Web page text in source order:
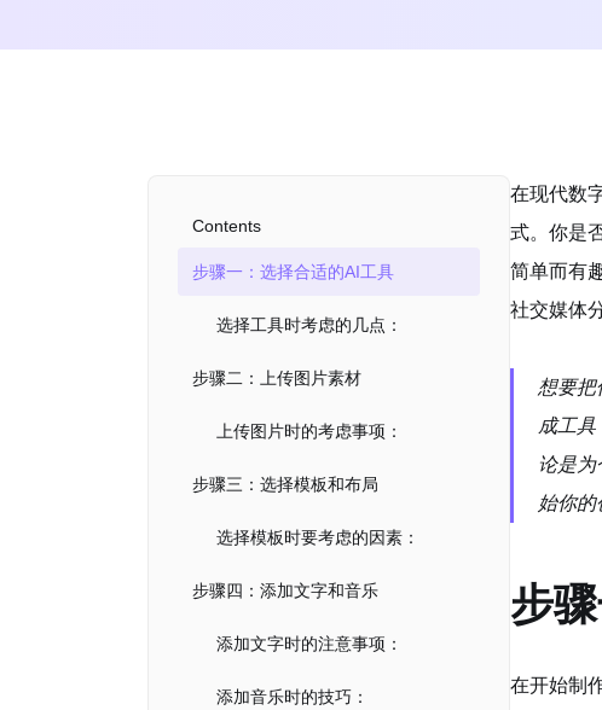
Contents
步骤一：选择合适的AI工具
选择工具时考虑的几点：
步骤二：上传图片素材
上传图片时的考虑事项：
步骤三：选择模板和布局
选择模板时要考虑的因素：
步骤四：添加文字和音乐
添加文字时的注意事项：
添加音乐时的技巧：
在现代数
式。你是
简单而有
社交媒体
想要把
成工具
论是
始你的
步
在开始制